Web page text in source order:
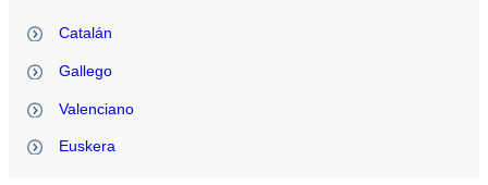
Catalán
Gallego
Valenciano
Euskera